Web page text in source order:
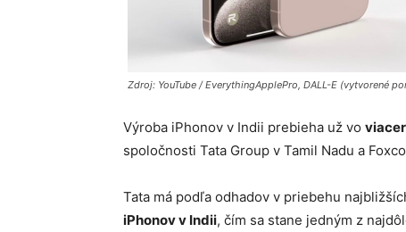
Zdroj: YouTube / EverythingApplePro, DALL-E (vytvorené
Výroba iPhonov v Indii prebieha už vo
spoločnosti Tata Group v Tamil Nadu a
Tata má podľa odhadov v priebehu
iPhonov v Indii, čím sa stane jedným z